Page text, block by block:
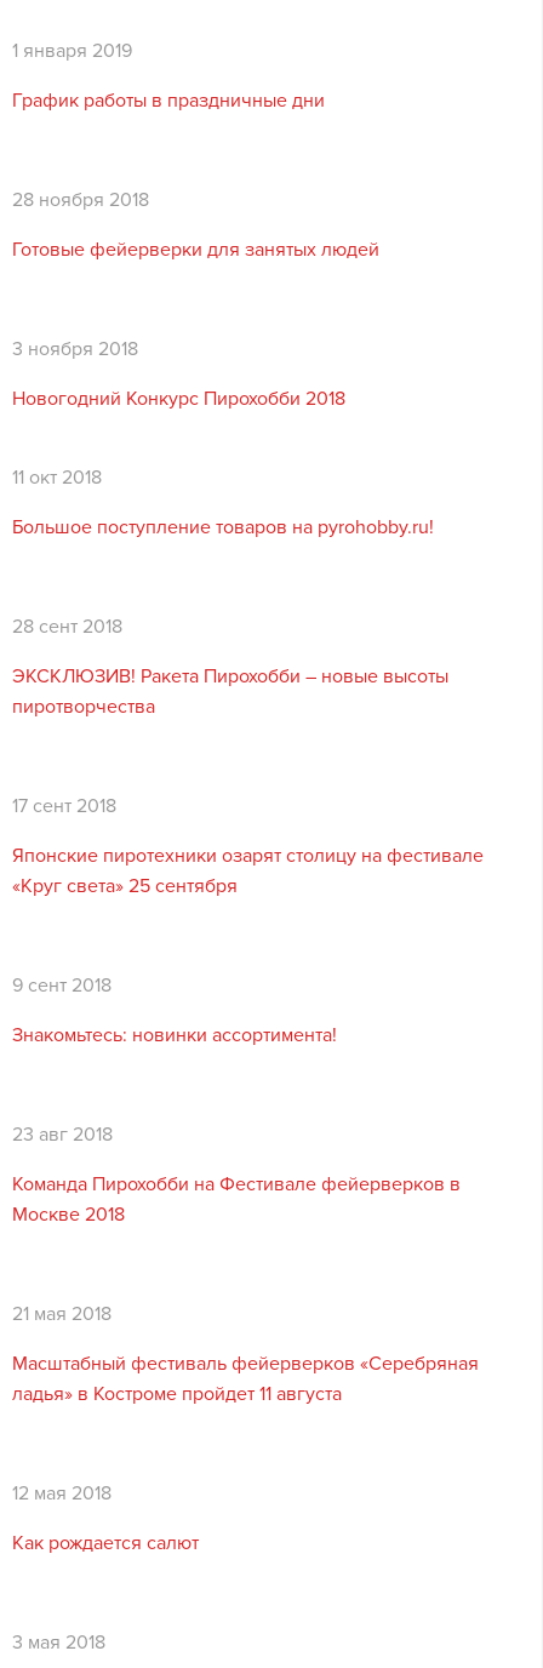
1 января 2019
График работы в праздничные дни
28 ноября 2018
Готовые фейерверки для занятых людей
3 ноября 2018
Новогодний Конкурс Пирохобби 2018
11 окт 2018
Большое поступление товаров на pyrohobby.ru!
28 сент 2018
ЭКСКЛЮЗИВ! Ракета Пирохобби – новые высоты
пиротворчества
17 сент 2018
Японские пиротехники озарят столицу на фестивале
«Круг света» 25 сентября
9 сент 2018
Знакомьтесь: новинки ассортимента!
23 авг 2018
Команда Пирохобби на Фестивале фейерверков в
Москве 2018
21 мая 2018
Масштабный фестиваль фейерверков «Серебряная
ладья» в Костроме пройдет 11 августа
12 мая 2018
Как рождается салют
3 мая 2018